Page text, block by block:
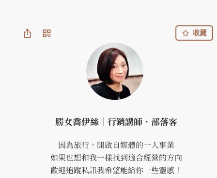
勝女喬伊絲｜行銷講師．部落客
因為旅行，開啟自媒體的一人事業
如果也想和我一樣找到適合經營的方向
歡迎追蹤私訊我希望能給你一些靈感！
收藏